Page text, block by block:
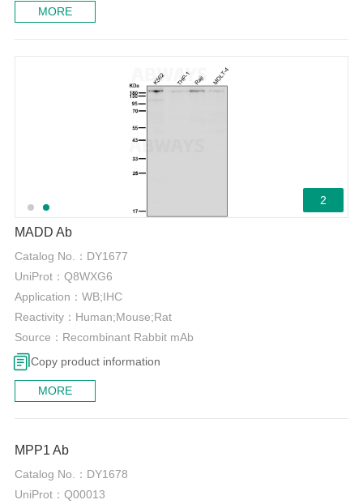
MORE
2
MADD Ab
Catalog No.： DY1677
UniProt： Q8WXG6
Application： WB;IHC
Reactivity： Human;Mouse;Rat
Source： Recombinant Rabbit mAb
Copy product information
MORE
MPP1 Ab
Catalog No.： DY1678
UniProt： Q00013